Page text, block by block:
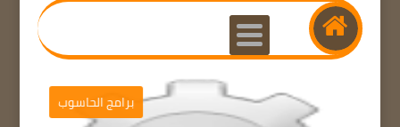
برامج الحاسوب